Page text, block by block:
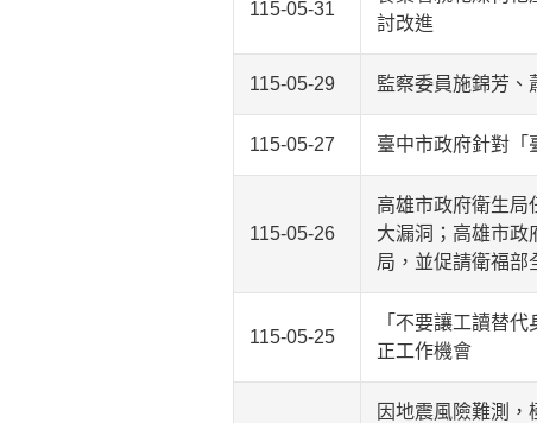
115-05-31
討改進
115-05-29 監察委員施錦芳、
115-05-27 臺中市政府針對「
115-05-26
高雄市政府衛生局
大漏洞；高雄市政
局，並促請衛福部
115-05-25
「不要讓工讀替
正工作機會
因地震風險難測